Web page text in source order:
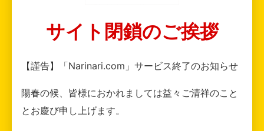
サイト閉鎖のご挨拶
【謹告】「Narinari.com」サービス終了のお知らせ
陽春の候、皆様におかれましては益々ご清祥のこと
とお慶び申し上げます。